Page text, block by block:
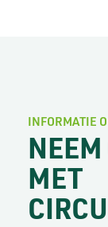
INFORMATIE
MET